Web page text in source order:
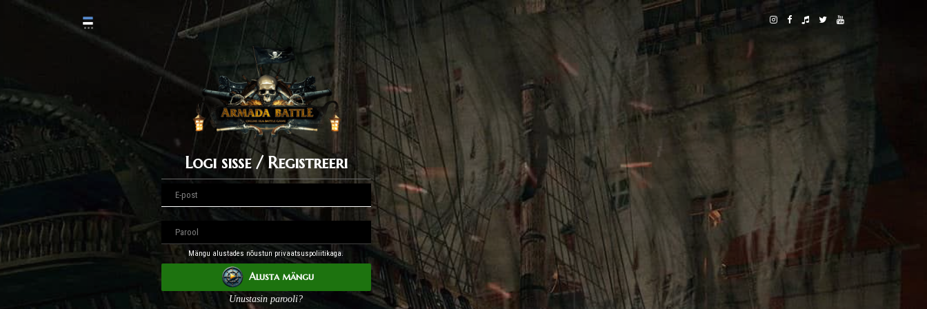
Logi sisse / Registreeri
Mängu alustades nõustun privaatsuspoliitikaga.
Alusta mängu
Unustasin parooli?